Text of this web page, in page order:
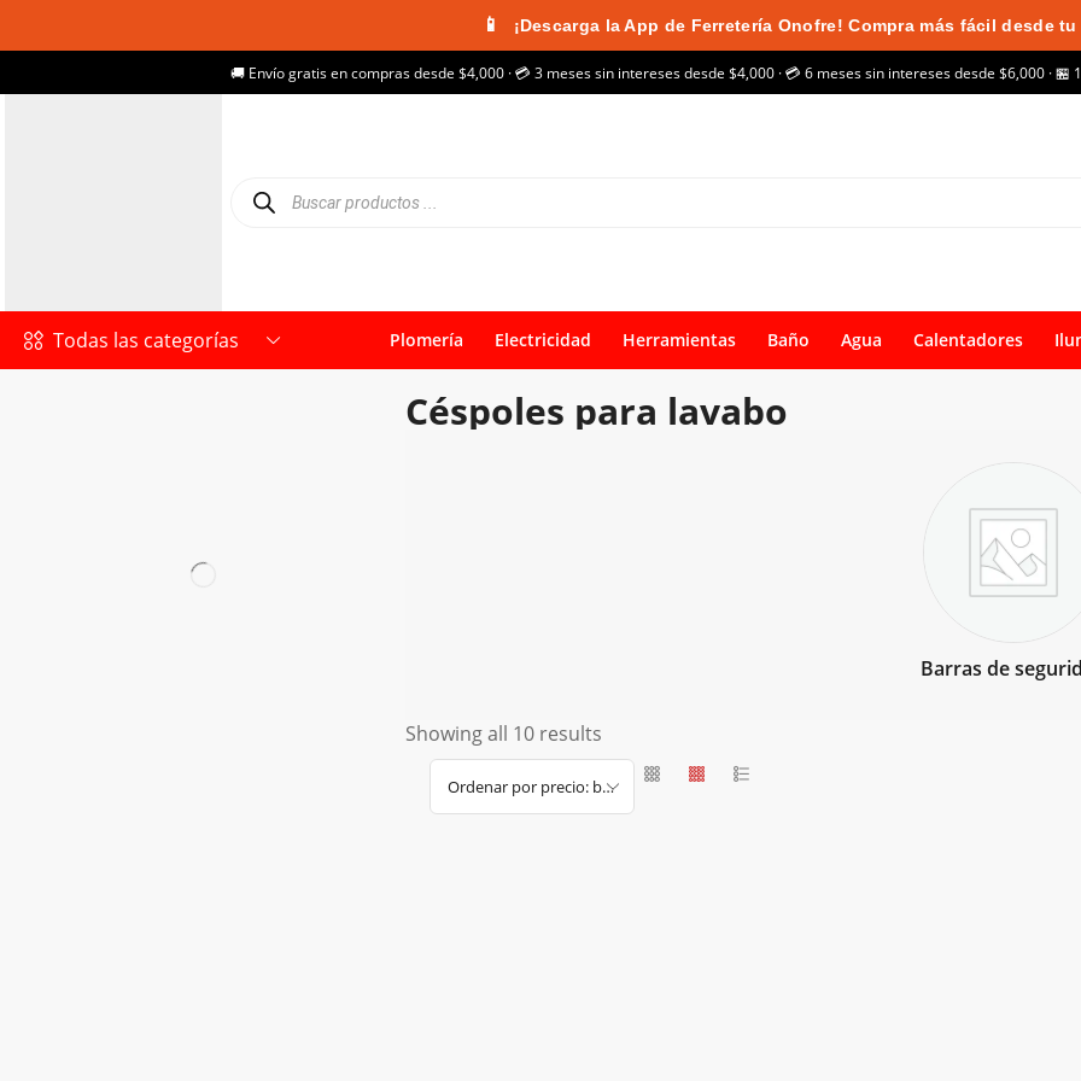
📱 ¡Descarga la App de Ferretería Onofre! Compra más fácil desde
🚚 Envío gratis en compras desde $4,000 · 💳 3 meses sin intereses desde $4,000 · 💳 6 meses sin intereses desde $6,000 ·
Todas las categorías Plomería Electricidad Herramientas Baño Agua Calentadores
Céspoles para lavabo
Barras de
Showing all 10 results